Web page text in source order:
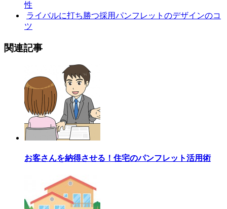
性
ライバルに打ち勝つ採用パンフレットのデザインのコ
ツ
関連記事
お客さんを納得させる！住宅のパンフレット活用術